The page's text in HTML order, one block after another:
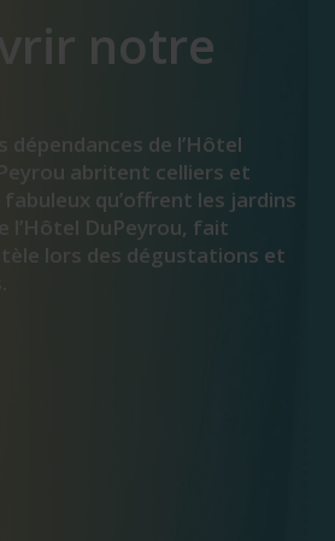
notre
dépendances de l’Hôtel
abritent celliers et
fabuleux qu’offrent les jardins
l’Hôtel DuPeyrou, fait
lors des dégustations et